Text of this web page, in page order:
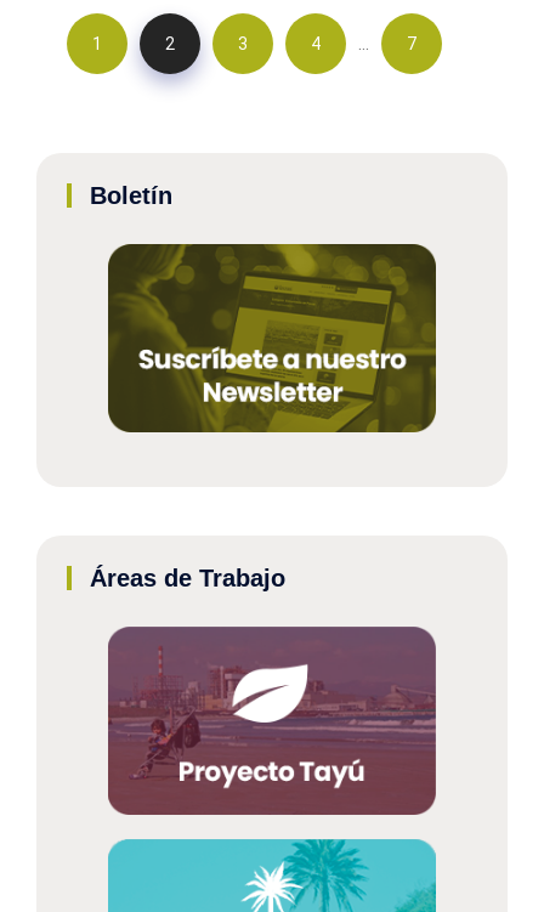
1 2 3 4 … 7
Boletín
Áreas de Trabajo